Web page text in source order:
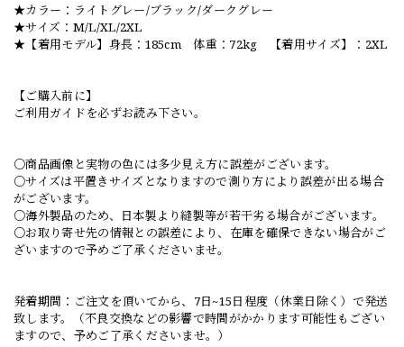
★カラー：ライトグレー/ブラック/ダークグレー
★サイズ：M/L/XL/2XL
★【着用モデル】身長：185cm 体重：72kg 【着用サイズ】：2XL
【ご購入前に】
ご利用ガイドを必ずお読み下さい。
○商品画像と実物の色には多少見え方に誤差がございます。
○サイズは平置きサイズとなりますので測り方により誤差が出る場合
がございます。
○海外製品のため、日本製より縫製等が若干劣る場合がございます。
○お取り寄せ先の情報との誤差により、在庫を確保できない場合がご
ざいますので予めご了承くださいませ。
発着期間：ご注文を頂いてから、7日~15日程度（休業日除く）で発送
致します。（不良交換などの影響で時間がかかります可能性もござい
ますので、予めご了承くださいませ。）